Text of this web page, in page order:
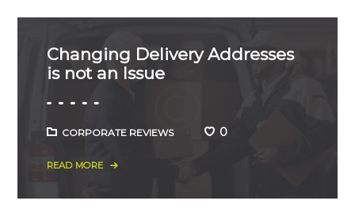
Changing Delivery Addresses
is not an Issue
CORPORATE REVIEWS 0
READ MORE